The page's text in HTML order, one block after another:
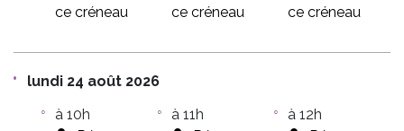
ce créneau
ce créneau
ce créneau
lundi 24 août 2026
à 10h
à 11h
à 12h